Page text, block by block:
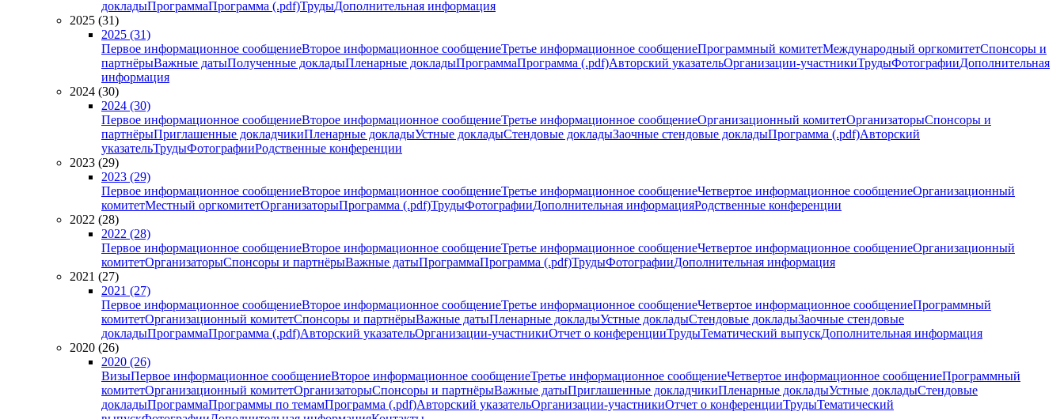
докладыПрограммаПрограмма (.pdf)ТрудыДополнительная информация
2025 (31)
2025 (31)
Первое информационное сообщениеВторое информационное сообщениеТретье информационное сообщениеПрограммный комитетМеждународный оргкомитетСпонсоры и
партнёрыВажные датыПолученные докладыПленарные докладыПрограммаПрограмма (.pdf)Авторский указательОрганизации-участникиТрудыФотографииДополнительная
информация
2024 (30)
2024 (30)
Первое информационное сообщениеВторое информационное сообщениеТретье информационное сообщениеОрганизационный комитетОрганизаторыСпонсоры и
партнёрыПриглашенные докладчикиПленарные докладыУстные докладыСтендовые докладыЗаочные стендовые докладыПрограмма (.pdf)Авторский
указательТрудыФотографииРодственные конференции
2023 (29)
2023 (29)
Первое информационное сообщениеВторое информационное сообщениеТретье информационное сообщениеЧетвертое информационное сообщениеОрганизационный
комитетМестный оргкомитетОрганизаторыПрограмма (.pdf)ТрудыФотографииДополнительная информацияРодственные конференции
2022 (28)
2022 (28)
Первое информационное сообщениеВторое информационное сообщениеТретье информационное сообщениеЧетвертое информационное сообщениеОрганизационный
комитетОрганизаторыСпонсоры и партнёрыВажные датыПрограммаПрограмма (.pdf)ТрудыФотографииДополнительная информация
2021 (27)
2021 (27)
Первое информационное сообщениеВторое информационное сообщениеТретье информационное сообщениеЧетвертое информационное сообщениеПрограммный
комитетОрганизационный комитетСпонсоры и партнёрыВажные датыПленарные докладыУстные докладыСтендовые докладыЗаочные стендовые
докладыПрограммаПрограмма (.pdf)Авторский указательОрганизации-участникиОтчет о конференцииТрудыТематический выпускДополнительная информация
2020 (26)
2020 (26)
ВизыПервое информационное сообщениеВторое информационное сообщениеТретье информационное сообщениеЧетвертое информационное сообщениеПрограммный
комитетОрганизационный комитетОрганизаторыСпонсоры и партнёрыВажные датыПриглашенные докладчикиПленарные докладыУстные докладыСтендовые
докладыПрограммаПрограммы по темамПрограмма (.pdf)Авторский указательОрганизации-участникиОтчет о конференцииТрудыТематический